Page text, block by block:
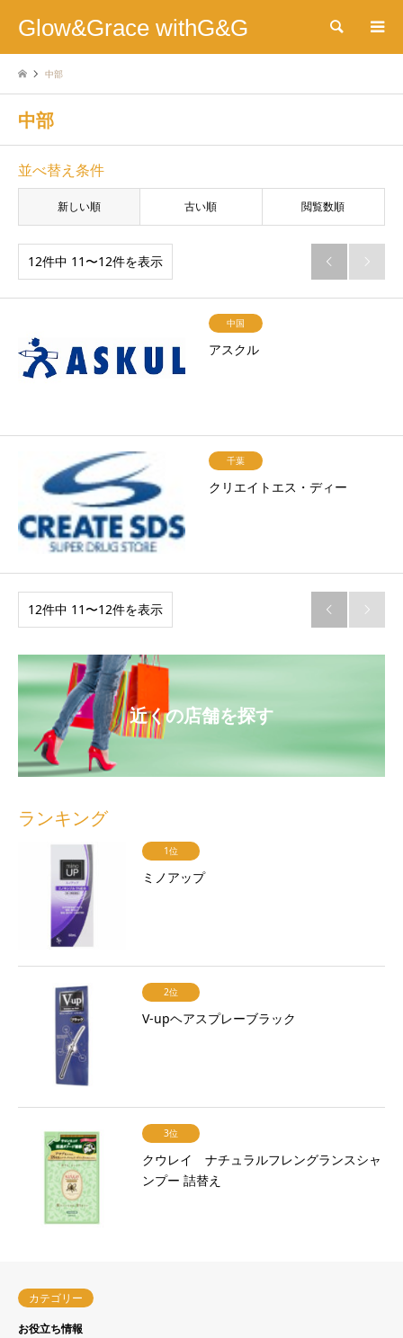
Glow&Grace withG&G 検索
中部
中部
並べ替え条件
新しい順 古い順 閲覧数順
12件中 11〜12件を表示  
中国
アスクル
千葉
クリエイトエス・ディー
12件中 11〜12件を表示  
近くの店舗を探す
ランキング
1位
ミノアップ
2位
V-upヘアスプレーブラック
3位
クウレイ ナチュラルフレングランスシャ
ンプー 詰替え
カテゴリー
お役立ち情報